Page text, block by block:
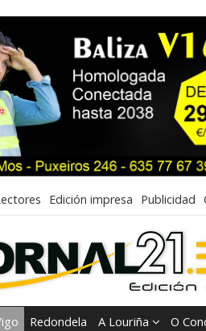
Edición impresa Publicidad
Redondela A Louriña O